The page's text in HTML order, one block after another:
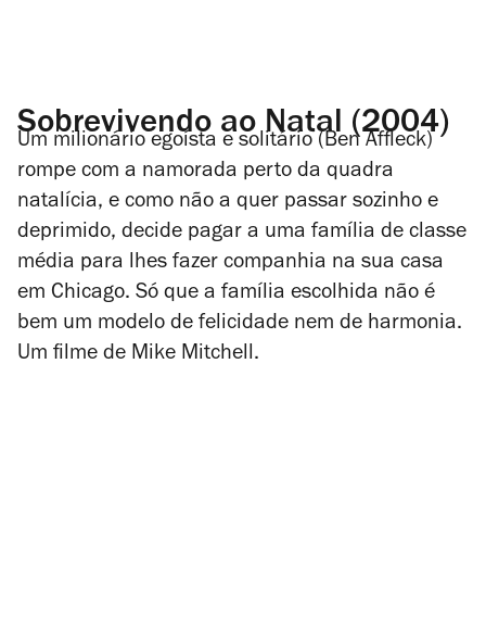
Sobrevivendo ao Natal (2004)
Um milionário egoísta e solitário (Ben Affleck)
rompe com a namorada perto da quadra
natalícia, e como não a quer passar sozinho e
deprimido, decide pagar a uma família de classe
média para lhes fazer companhia na sua casa
em Chicago. Só que a família escolhida não é
bem um modelo de felicidade nem de harmonia.
Um filme de Mike Mitchell.